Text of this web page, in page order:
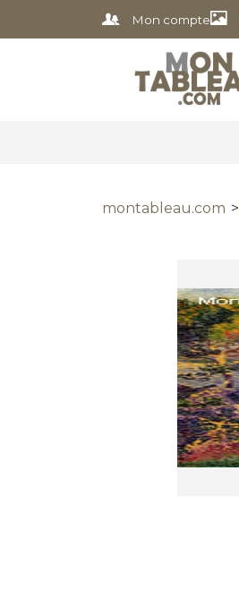
Mon compte
montableau.com